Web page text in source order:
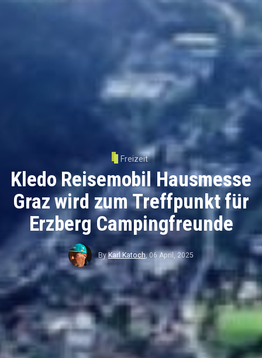
Freizeit
Kledo Reisemobil Hausmesse
Graz wird zum Treffpunkt für
Erzberg Campingfreunde
ByKarl Katoch,06 April, 2025